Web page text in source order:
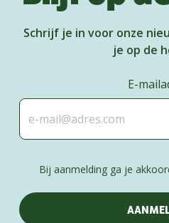
Schrijf je in voor onze
je op de
E-
Bij aanmelding ga je